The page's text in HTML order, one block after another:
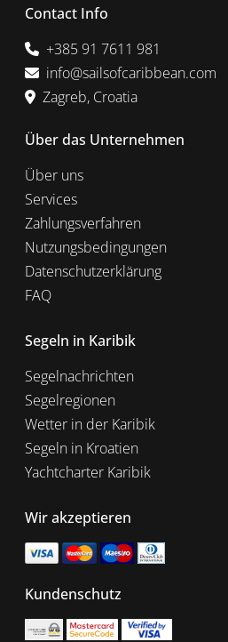
Contact Info
+385 91 7611 981
info@sailsofcaribbean.com
Zagreb, Croatia
Über das Unternehmen
Über uns
Services
Zahlungsverfahren
Nutzungsbedingungen
Datenschutzerklärung
FAQ
Segeln in Karibik
Segelnachrichten
Segelregionen
Wetter in der Karibik
Segeln in Kroatien
Yachtcharter Karibik
Wir akzeptieren
Kundenschutz